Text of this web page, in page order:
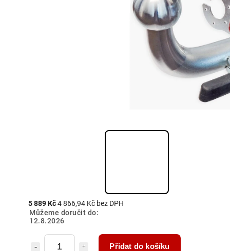
5 889 Kč4 866,94 Kč bez DPH
Můžeme doručit do:
12.8.2026
Přidat do košíku